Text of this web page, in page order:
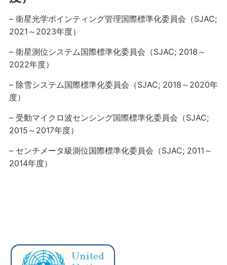
– 衛星光学ポインティング管理国際標準化委員会（SJAC;
2021～2023年度）
– 衛星測位システム国際標準化委員会（SJAC; 2018～
2022年度）
– 除雪システム国際標準化委員会（SJAC; 2018～2020年
度）
– 受動マイクロ波センシング国際標準化委員会（SJAC;
2015～2017年度）
– センチメータ級測位国際標準化委員会（SJAC; 2011～
2014年度）